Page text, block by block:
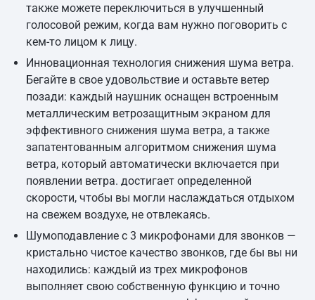
также можете переключиться в улучшенный
голосовой режим, когда вам нужно поговорить с
кем-то лицом к лицу.
Инновационная технология снижения шума ветра.
Бегайте в свое удовольствие и оставьте ветер
позади: каждый наушник оснащен встроенным
металлическим ветрозащитным экраном для
эффективного снижения шума ветра, а также
запатентованным алгоритмом снижения шума
ветра, который автоматически включается при
появлении ветра. достигает определенной
скорости, чтобы вы могли наслаждаться отдыхом
на свежем воздухе, не отвлекаясь.
Шумоподавление с 3 микрофонами для звонков —
кристально чистое качество звонков, где бы вы ни
находились: каждый из трех микрофонов
выполняет свою собственную функцию и точно